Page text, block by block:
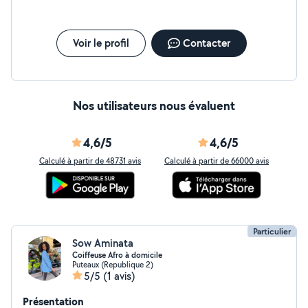
Voir le profil Contacter
Nos utilisateurs nous évaluent
4,6/5
Calculé à partir de 48731 avis
4,6/5
Calculé à partir de 66000 avis
Particulier
Sow Aminata
Coiffeuse Afro à domicile
Puteaux (Republique 2)
5/5 (1 avis)
Présentation